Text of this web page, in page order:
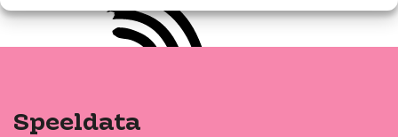
Speeldata